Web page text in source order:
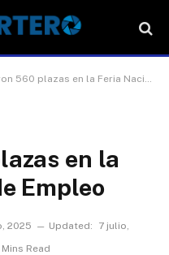
plazas en la Feria Nacional de Empleo
en la
Empleo
2025 Updated:
7 julio,
Mins Read